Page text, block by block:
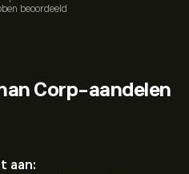
beoordeeld
Corp-aandelen
aan: